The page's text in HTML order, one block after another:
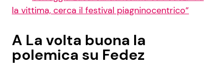
la vittima, cerca il festival piagninocentrico”
A La volta buona la
polemica su Fedez